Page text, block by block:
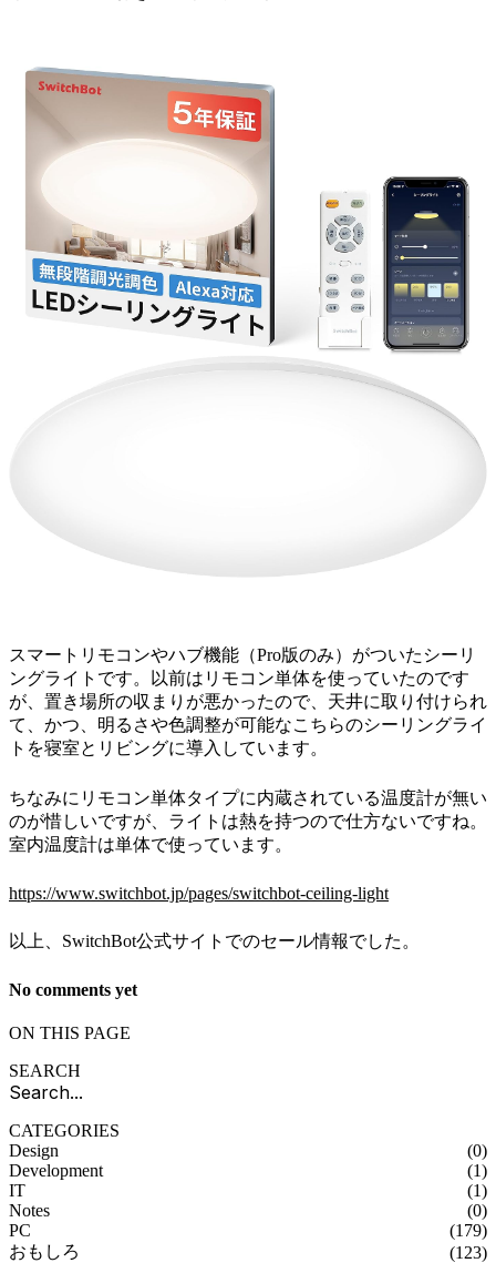
スマートリモコンやハブ機能（Pro版のみ）がついたシーリ
ングライトです。以前はリモコン単体を使っていたのです
が、置き場所の収まりが悪かったので、天井に取り付けられ
て、かつ、明るさや色調整が可能なこちらのシーリングライ
トを寝室とリビングに導入しています。
ちなみにリモコン単体タイプに内蔵されている温度計が無い
のが惜しいですが、ライトは熱を持つので仕方ないですね。
室内温度計は単体で使っています。
https://www.switchbot.jp/pages/switchbot-ceiling-light
以上、SwitchBot公式サイトでのセール情報でした。
No comments yet
ON THIS PAGE
SEARCH
CATEGORIES
Design
(0)
Development
(1)
IT
(1)
Notes
(0)
PC
(179)
おもしろ
(123)